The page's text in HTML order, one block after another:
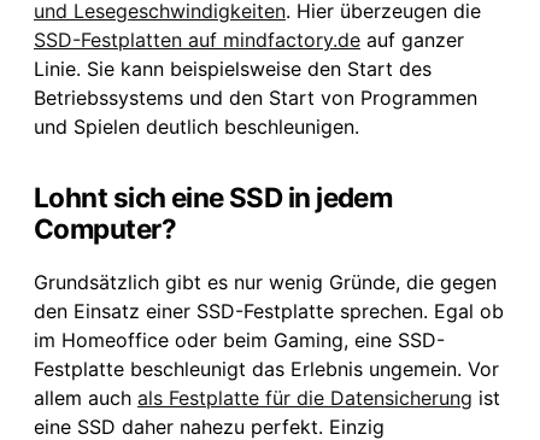
und Lesegeschwindigkeiten. Hier überzeugen die
SSD-Festplatten auf mindfactory.de auf ganzer
Linie. Sie kann beispielsweise den Start des
Betriebssystems und den Start von Programmen
und Spielen deutlich beschleunigen.
Lohnt sich eine SSD in jedem
Computer?
Grundsätzlich gibt es nur wenig Gründe, die gegen
den Einsatz einer SSD-Festplatte sprechen. Egal ob
im Homeoffice oder beim Gaming, eine SSD-
Festplatte beschleunigt das Erlebnis ungemein. Vor
allem auch als Festplatte für die Datensicherung ist
eine SSD daher nahezu perfekt. Einzig